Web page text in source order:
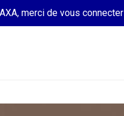
merci de vous connecter